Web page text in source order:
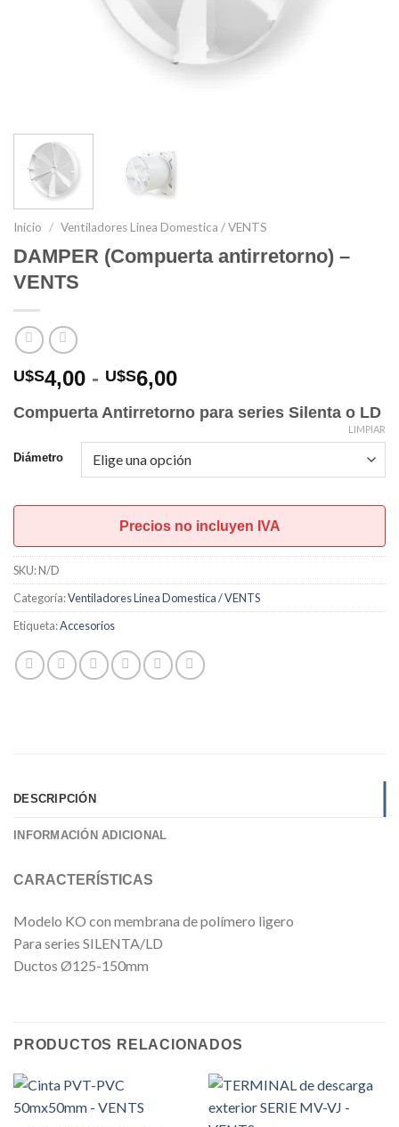
Inicio / Ventiladores Linea Domestica / VENTS
DAMPER (Compuerta antirretorno) –
VENTS
U$S4,00 - U$S6,00Rango
precios:
desde
U$S4,00
hasta
U$S6,00
Compuerta Antirretorno para series Silenta o LD
Diámetro
LIMPIAR
Precios no incluyen IVA
SKU:N/D
Categoría:Ventiladores Linea Domestica / VENTS
Etiqueta:Accesorios
DESCRIPCIÓN
INFORMACIÓN ADICIONAL
CARACTERÍSTICAS
Modelo KO con membrana de polímero ligero
Para series SILENTA/LD
Ductos Ø125-150mm
PRODUCTOS RELACIONADOS